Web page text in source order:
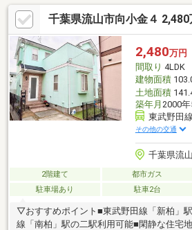
千葉県流山市向小金４ 2,480
2,480万円
間取り 4LDK
建物面積
土地面積
築年月 2000
東武野田
その他の交通
千葉県流
2階建て 都市ガス
駐車場あり
駐車2台
▽おすすめポイント■東武野田線「新柏」
線「南柏」駅の二駅利用可能■閑静な住宅地